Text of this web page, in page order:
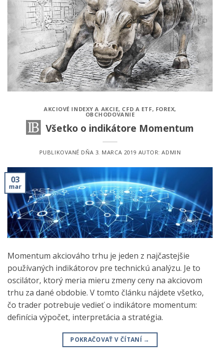
AKCIOVÉ INDEXY A AKCIE, CFD A ETF, FOREX,
OBCHODOVANIE
Všetko o indikátore Momentum
PUBLIKOVANÉ DŇA 3. MARCA 2019 AUTOR:ADMIN
03
mar
Momentum akciováho trhu je jeden z najčastejšie
používaných indikátorov pre technickú analýzu. Je to
oscilátor, ktorý meria mieru zmeny ceny na akciovom
trhu za dané obdobie. V tomto článku nájdete všetko,
čo trader potrebuje vedieť o indikátore momentum:
definícia výpočet, interpretácia a stratégia.
POKRAČOVAŤ V ČÍTANÍ →